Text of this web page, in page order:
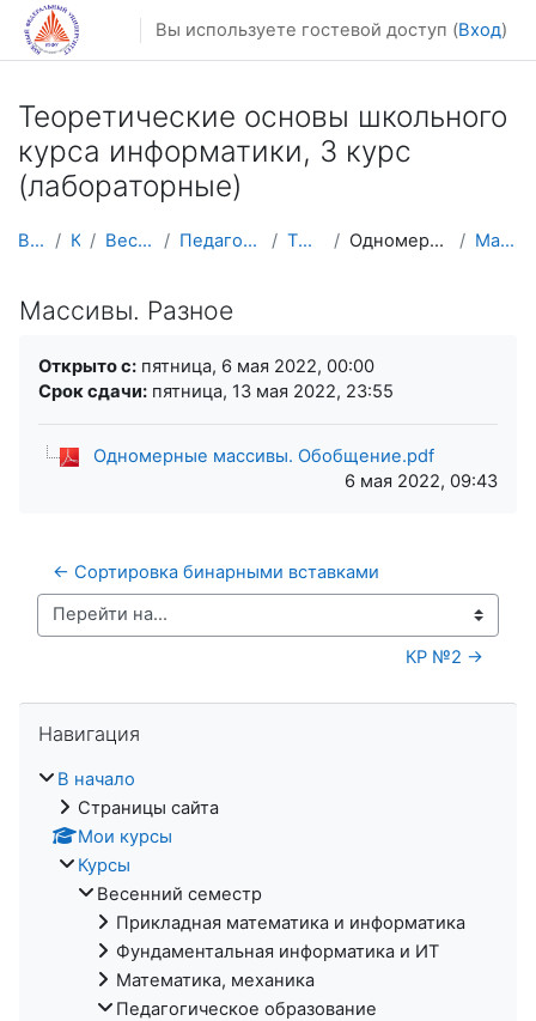
Перейти к основному содержанию
Вы используете гостевой доступ (Вход)
Теоретические основы школьного
курса информатики, 3 курс
(лабораторные)
В начало Курсы Весенний семестр Педагогическое образование ТОШкКи 3 курс Одномерные массивы. Обобщение Массивы. Разное
Массивы. Разное
Открыто с: пятница, 6 мая 2022, 00:00
Срок сдачи: пятница, 13 мая 2022, 23:55
Одномерные массивы. Обобщение.pdf
6 мая 2022, 09:43
← Сортировка бинарными вставками
Перейти на...
КР №2 →
Навигация
В начало
Страницы сайта
Мои курсы
Курсы
Весенний семестр
Прикладная математика и информатика
Фундаментальная информатика и ИТ
Математика, механика
Педагогическое образование